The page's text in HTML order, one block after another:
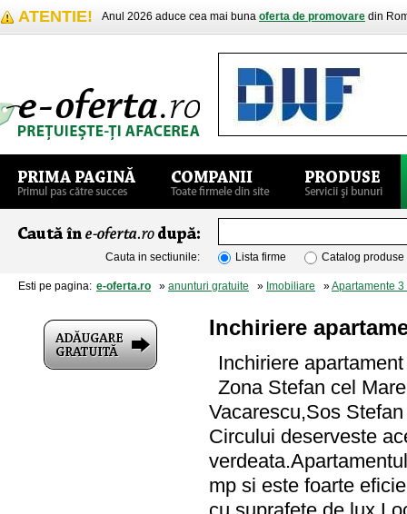
ATENTIE! Anul 2026 aduce cea mai buna oferta de promovare din
Cauta in sectiunile: Lista firme Catalog produse
Esti pe pagina: e-oferta.ro » anunturi gratuite » Imobiliare »Apartamente 3
Inchiriere
Inchiriere
Zona Stefan cel
Vacarescu,Sos
Circului deserveste
mp si este foarte